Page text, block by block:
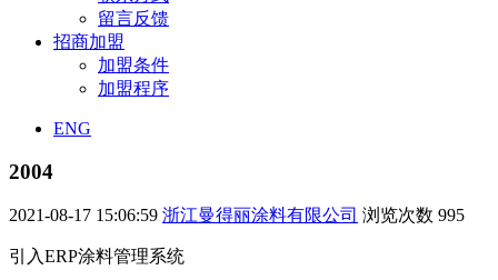
留言反馈
招商加盟
加盟条件
加盟程序
ENG
2004
2021-08-17 15:06:59 浙江曼得丽涂料有限公司 浏览次数 995
引入ERP涂料管理系统